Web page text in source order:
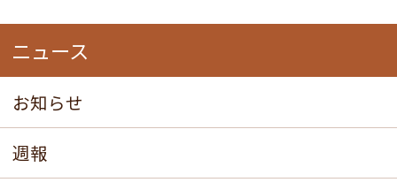
ニュース
お知らせ
週報